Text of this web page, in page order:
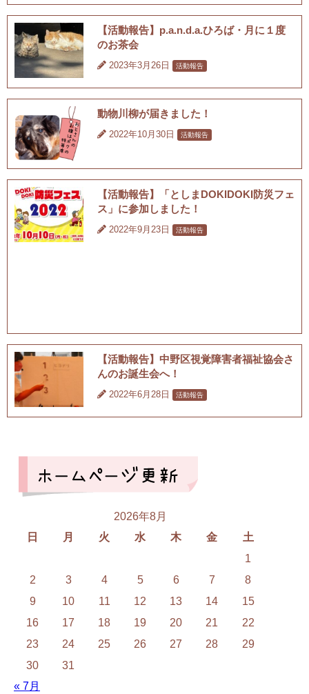
【活動報告】p.a.n.d.a.ひろば・月に１度
のお茶会
2023年3月26日 活動報告
動物川柳が届きました！
2022年10月30日 活動報告
【活動報告】「としまDOKIDOKI防災フェ
ス」に参加しました！
2022年9月23日 活動報告
【活動報告】中野区視覚障害者福祉協会さ
んのお誕生会へ！
2022年6月28日 活動報告
2026年8月
日
月 火 水 木 金
土
1
2
3 4 5 6 7
8
9
10 11 12 13 14
15
16
17 18 19 20 21
22
23
24 25 26 27 28
29
30
31
« 7月